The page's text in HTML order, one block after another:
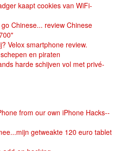
kaapt cookies van WiFi-
Chinese... review Chinese
Velox smartphone review.
en piraten
harde schijven vol met privé-
from our own iPhone Hacks--
getweakte 120 euro tablet